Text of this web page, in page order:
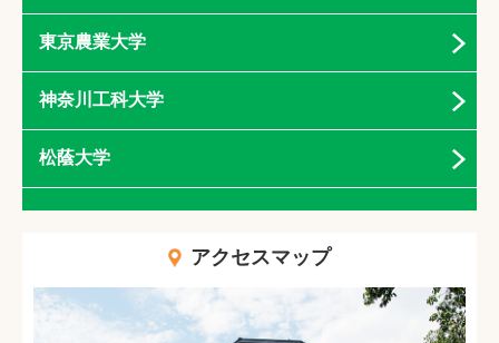
東京農業大学
神奈川工科大学
松蔭大学
アクセスマップ